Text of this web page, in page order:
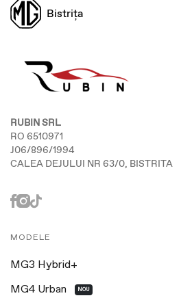
Bistrița
RUBIN SRL
RO 6510971
J06/896/1994
CALEA DEJULUI NR 63/0, BISTRITA
MODELE
MG3 Hybrid+
MG4 Urban NOU